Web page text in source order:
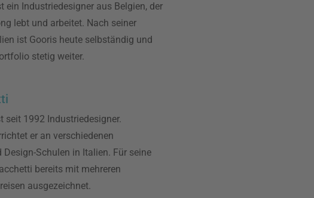
ein Industriedesigner aus Belgien, der
lebt und arbeitet. Nach seiner
ist Gooris heute selbständig und
stetig weiter.
seit 1992 Industriedesigner.
er an verschiedenen
Design-Schulen in Italien. Für seine
bereits mit mehreren
ausgezeichnet.